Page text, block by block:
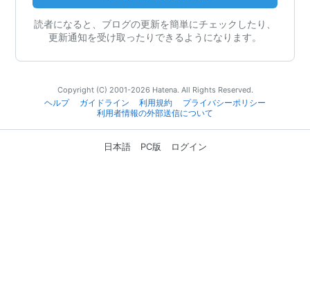
読者になると、ブログの更新を簡単にチェックしたり、
更新通知を受け取ったりできるようになります。
Copyright (C) 2001-2026 Hatena. All Rights Reserved.
ヘルプ
ガイドライン 利用規約
プライバシーポリシー
利用者情報の外部送信について
日本語 PC版 ログイン